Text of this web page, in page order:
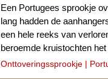
Een Portugees sprookje
lang hadden de
een hele reeks van
beroemde kruistochten
andere weer terug.
Onttoveringssprookje |